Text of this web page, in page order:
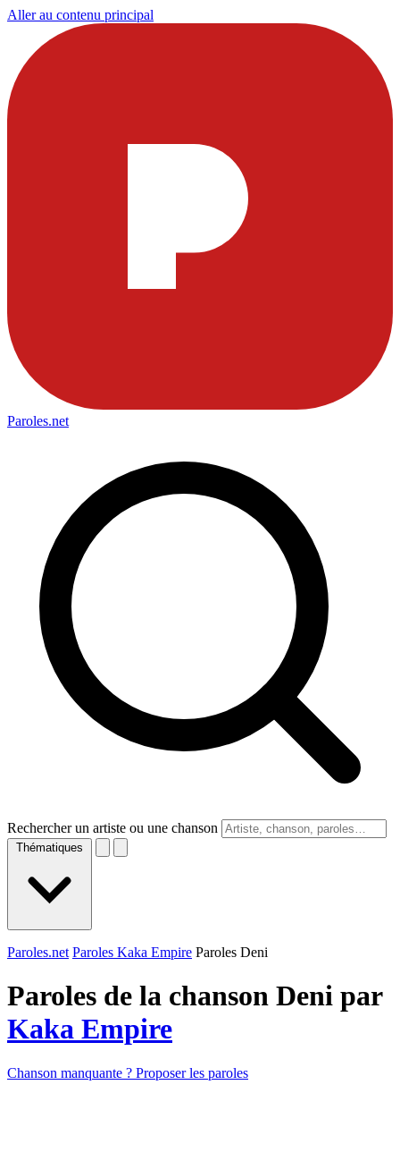
Aller au contenu principal
Paroles.net
Rechercher un artiste ou une chanson
Thématiques
Paroles.net Paroles Kaka Empire Paroles Deni
Paroles de la chanson Deni par
Kaka Empire
Chanson manquante ? Proposer les paroles